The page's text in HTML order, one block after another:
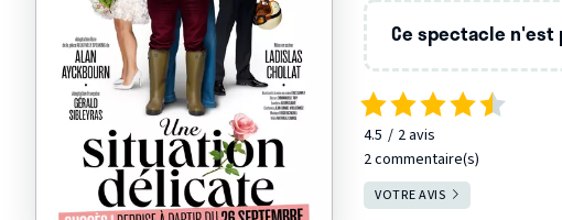
Ce spectacle n'est
4.5 2avis
2 commentaire(s)
VOTRE AVIS